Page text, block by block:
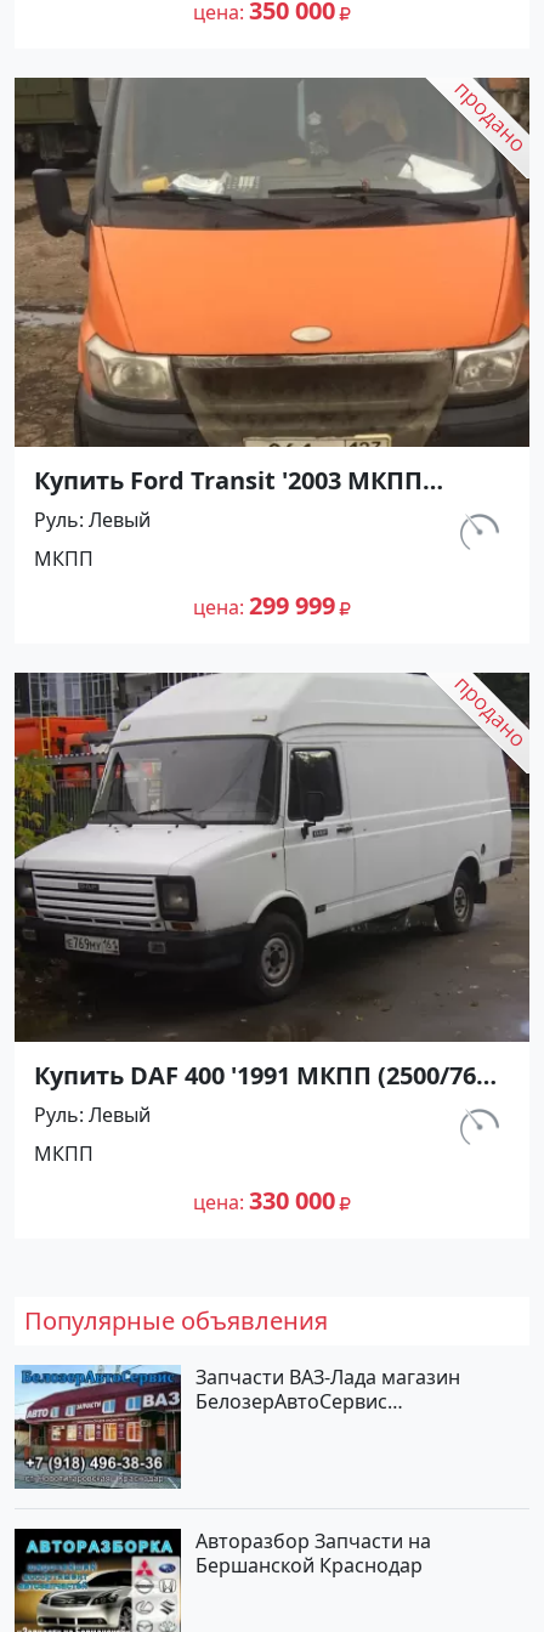
Авторынок23
цена 350 000
Купить Ford Transit '2003 МКПП
(1600/86 л.с.) Дизель Новокубанск
цвет Оранжевый Фургон по цене
299999 рублей, объявление №20385
на сайте Авторынок23
км.
Руль Левый
МКПП
цена 299 999
Купить DAF 400 '1991 МКПП (2500/76
л.с.) Дизель Краснодар цвет белый
Фургон по цене 330000 рублей,
объявление №20129 на сайте
Авторынок23
Руль Левый
МКПП
цена 330 000
Популярные объявления
Запчасти ВАЗ-Лада магазин
БелозерАвтоСервис
Авторазбор Запчасти на
Бершанской Краснодар